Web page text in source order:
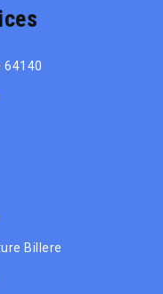
64140
Billere